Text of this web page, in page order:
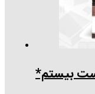
بيستم*